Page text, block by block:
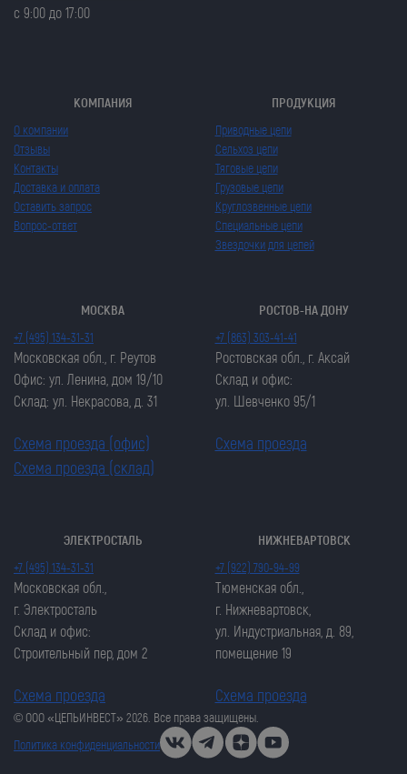
с 9:00 до 17:00
КОМПАНИЯ
О компании
Отзывы
Контакты
Доставка и оплата
Оставить запрос
Вопрос-ответ
ПРОДУКЦИЯ
Приводные цепи
Сельхоз цепи
Тяговые цепи
Грузовые цепи
Круглозвенные цепи
Специальные цепи
Звездочки для цепей
МОСКВА
+7 (495) 134-31-31
Московская обл., г. Реутов
Офис: ул. Ленина, дом 19/10
Склад: ул. Некрасова, д. 31
Схема проезда (офис)
Схема проезда (склад)
РОСТОВ-НА ДОНУ
+7 (863) 303-41-41
Ростовская обл., г. Аксай
Склад и офис:
ул. Шевченко 95/1
Схема проезда
ЭЛЕКТРОСТАЛЬ
+7 (495) 134-31-31
Московская обл.,
г. Электросталь
Склад и офис:
Строительный пер, дом 2
Схема проезда
НИЖНЕВАРТОВСК
+7 (922) 790-94-99
Тюменская обл.,
г. Нижневартовск,
ул. Индустриальная, д. 89,
помещение 19
Схема проезда
© ООО «ЦЕПЬИНВЕСТ» 2026. Все права защищены.
Политика конфиденциальности
Закрыть попап
ЗАКАЗАТЬ ЦЕПЬ
Закрыть попап
ОСТАВИТЬ ЗАЯВКУ
Закрыть попап
ОСТАВИТЬ ЗАЯВКУ
Закрыть попап
ЗАКАЗАТЬ ЦЕПЬ